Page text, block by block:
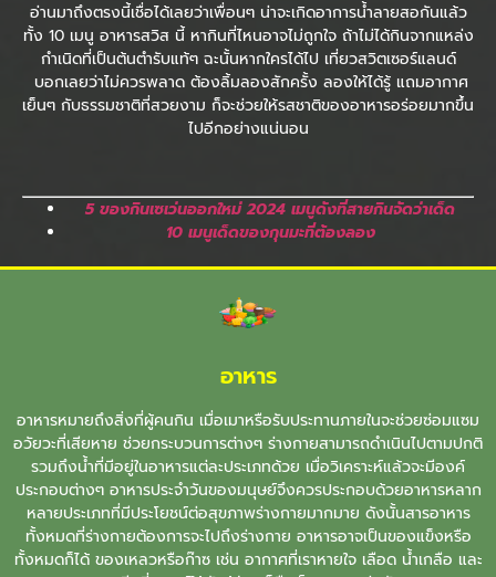
อ่านมาถึงตรงนี้เชื่อได้เลยว่าเพื่อนๆ น่าจะเกิดอาการน้ำลายสอกันแล้ว
ทั้ง 10 เมนู อาหารสวิส นี้ หากินที่ไหนอาจไม่ถูกใจ ถ้าไม่ได้กินจากแหล่ง
กำเนิดที่เป็นต้นตำรับแท้ๆ ฉะนั้นหากใครได้ไป เที่ยวสวิตเซอร์แลนด์
บอกเลยว่าไม่ควรพลาด ต้องลิ้มลองสักครั้ง ลองให้ได้รู้ แถมอากาศ
เย็นๆ กับธรรมชาติที่สวยงาม ก็จะช่วยให้รสชาติของอาหารอร่อยมากขึ้น
ไปอีกอย่างแน่นอน
5 ของกินเซเว่นออกใหม่ 2024 เมนูดังที่สายกินจัดว่าเด็ด
10 เมนูเด็ดของกุนมะที่ต้องลอง
อาหาร
อาหารหมายถึงสิ่งที่ผู้คนกิน เมื่อเมาหรือรับประทานภายในจะช่วยซ่อมแซม
อวัยวะที่เสียหาย ช่วยกระบวนการต่างๆ ร่างกายสามารถดำเนินไปตามปกติ
รวมถึงน้ำที่มีอยู่ในอาหารแต่ละประเภทด้วย เมื่อวิเคราะห์แล้วจะมีองค์
ประกอบต่างๆ อาหารประจำวันของมนุษย์จึงควรประกอบด้วยอาหารหลาก
หลายประเภทที่มีประโยชน์ต่อสุขภาพร่างกายมากมาย ดังนั้นสารอาหาร
ทั้งหมดที่ร่างกายต้องการจะไปถึงร่างกาย อาหารอาจเป็นของแข็งหรือ
ทั้งหมดก็ได้ ของเหลวหรือก๊าซ เช่น อากาศที่เราหายใจ เลือด น้ำเกลือ และ